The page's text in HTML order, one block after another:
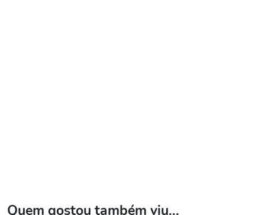
Quem gostou também viu...